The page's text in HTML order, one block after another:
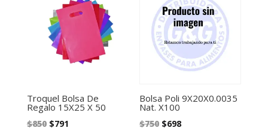
Troquel Bolsa De
Regalo 15X25 X 50
$850 El
$791El
Bolsa Poli 9X20X0.0035
Nat. X100
$750 El
$698El